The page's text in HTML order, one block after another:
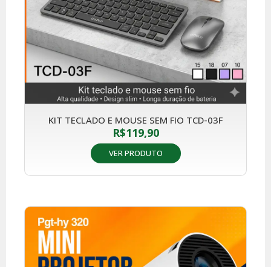
KIT TECLADO E MOUSE SEM FIO TCD-03F
R$119,90
VER PRODUTO